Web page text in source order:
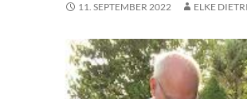
11. SEPTEMBER 2022 ELKE